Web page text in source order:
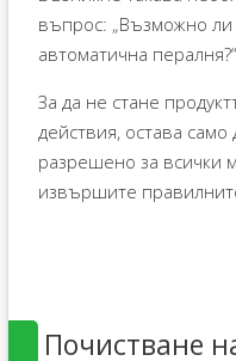
въпрос: „Възможно
автоматична пералня?“
За да не стане
действия, остава
разрешено за всички
извършите
Почистване